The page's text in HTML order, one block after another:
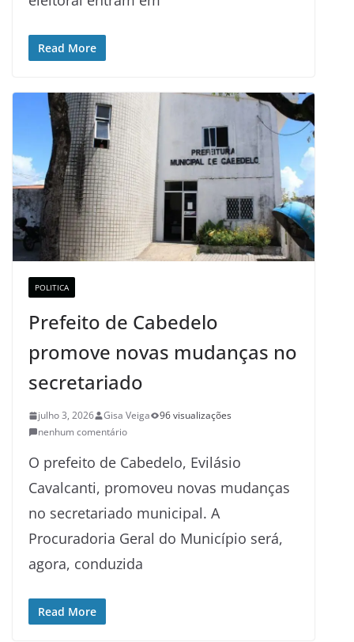
Read More
POLITICA
Prefeito de Cabedelo
promove novas mudanças no
secretariado
julho 3, 2026 Gisa Veiga
96 visualizações
nenhum comentário
O prefeito de Cabedelo, Evilásio
Cavalcanti, promoveu novas mudanças
no secretariado municipal. A
Procuradoria Geral do Município será,
agora, conduzida
Read More